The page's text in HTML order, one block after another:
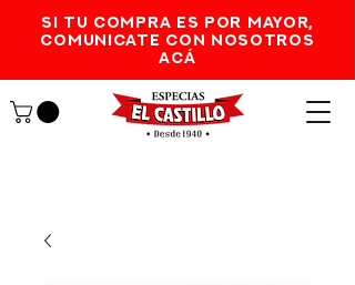
SI TU COMPRA ES POR MAYOR,
comunicate con nosotros
acá